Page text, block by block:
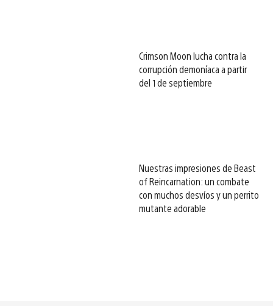
Crimson Moon lucha contra la
corrupción demoníaca a partir
del 1 de septiembre
Nuestras impresiones de Beast
of Reincarnation: un combate
con muchos desvíos y un perrito
mutante adorable